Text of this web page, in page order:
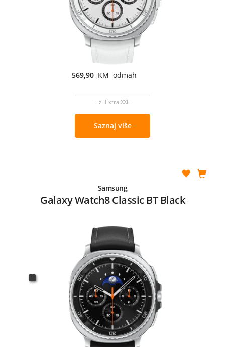
569,90 KM odmah
uz Extra XXL
Saznaj više
Samsung
Galaxy Watch8 Classic BT Black